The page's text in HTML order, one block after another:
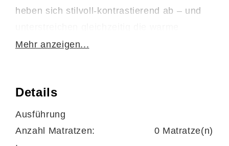
heben sich stilvoll-kontrastierend ab – und
Ausstrahlung des top verarbeiteten
keilverzinkten Bettseiten, die Komfort-
Bettseitenhöhe von ca. 47 cm und die
Mehr anzeigen...
Details
Ausführung
Anzahl Matratzen:
0 Matratze(n)